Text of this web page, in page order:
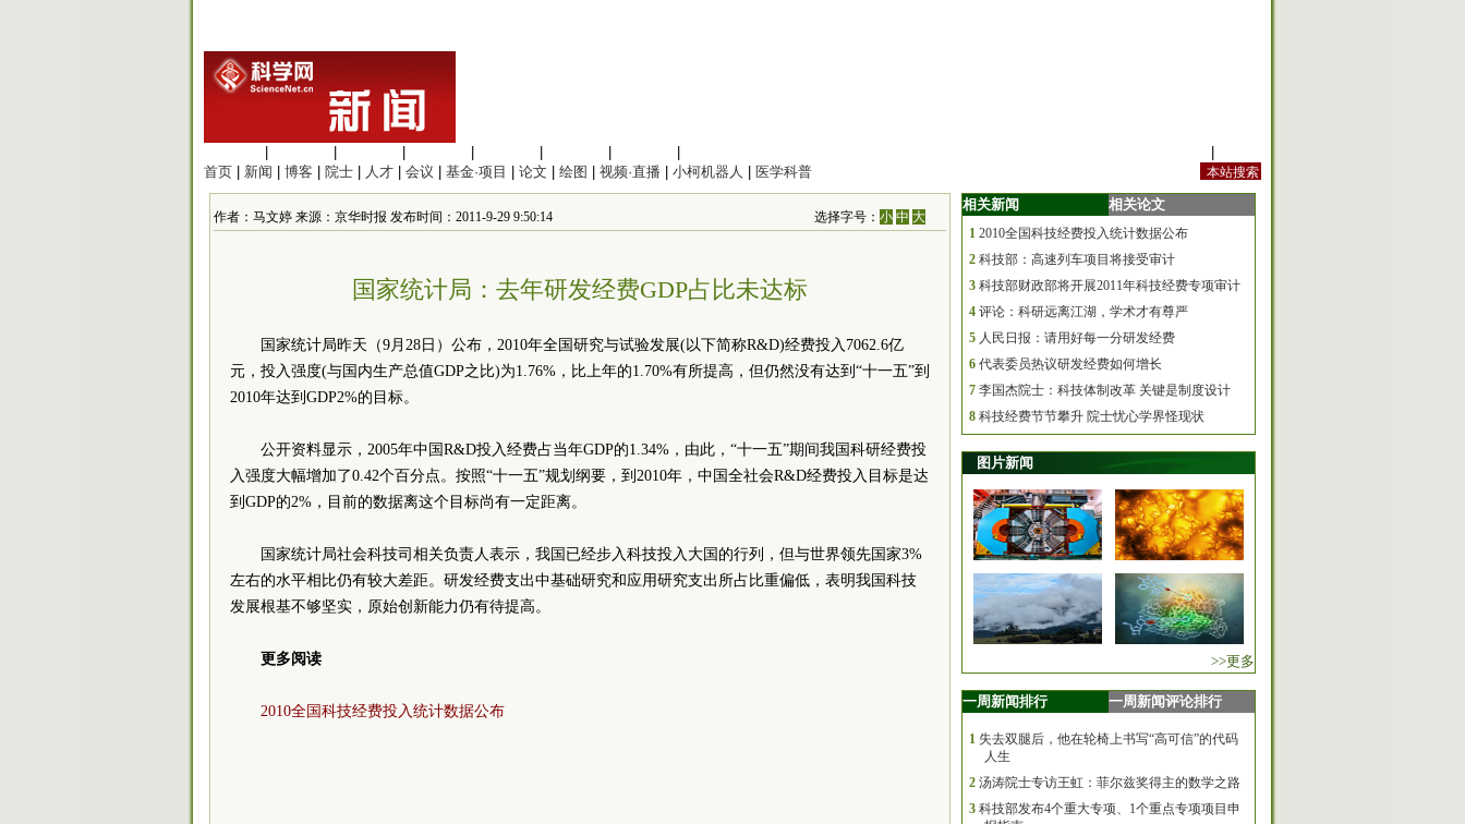
首页
新闻 博客 院士 人才 会议 基金·项目 论文 绘图 视频·直播 小柯机器人 医学科普
作者：马文婷 来源：京华时报 发布时间：2011-9-29 9:50:14 选择字号：小 中 大
国家统计局：去年研发经费GDP占比未达标
国家统计局昨天（9月28日）公布，2010年全国研究与试验发展(以下简称R&D)经费投入7062.6亿
元，投入强度(与国内生产总值GDP之比)为1.76%，比上年的1.70%有所提高，但仍然没有达到“十一五”到
2010年达到GDP2%的目标。
公开资料显示，2005年中国R&D投入经费占当年GDP的1.34%，由此，“十一五”期间我国科研经费投
入强度大幅增加了0.42个百分点。按照“十一五”规划纲要，到2010年，中国全社会R&D经费投入目标是达
到GDP的2%，目前的数据离这个目标尚有一定距离。
国家统计局社会科技司相关负责人表示，我国已经步入科技投入大国的行列，但与世界领先国家3%
左右的水平相比仍有较大差距。研发经费支出中基础研究和应用研究支出所占比重偏低，表明我国科技
发展根基不够坚实，原始创新能力仍有待提高。
更多阅读
2010全国科技经费投入统计数据公布
相关新闻 相关论文
1 2010全国科技经费投入统计数据公布
2 科技部：高速列车项目将接受审计
3 科技部财政部将开展2011年科技经费专项审计
4 评论：科研远离江湖，学术才有尊严
5 人民日报：请用好每一分研发经费
6 代表委员热议研发经费如何增长
7 李国杰院士：科技体制改革 关键是制度设计
8 科技经费节节攀升 院士忧心学界怪现状
图片新闻
>>更多
一周新闻排行 一周新闻评论排行
1 失去双腿后，他在轮椅上书写“高可信”的代码
人生
2 汤涛院士专访王虹：菲尔兹奖得主的数学之路
3 科技部发布4个重大专项、1个重点专项项目申